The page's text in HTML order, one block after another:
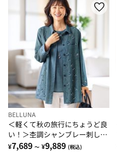
BELLUNA
＜軽くて秋の旅行にちょうど良
い！＞杢調シャンブレー刺しゅ
うアンサンブル
¥7,689 ～ ¥9,889 (税込)